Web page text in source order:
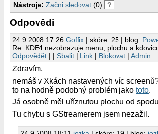
Nástroje: Začni sledovat (0) ?
Odpovědi
24.9.2008 17:26Goffix | skóre: 25 | blog:
Re: KDE4 nezobrazuje menu, plochu a
Odpovědět | |Sbalit | Link | Blokovat |Admin
Zdravím,
nemáš v Xkách nastavených víc
to na hodně podobný problém jakototo.
Já osobně měl uříznutou plochu od
Tu chybu s GStreamerem jsem nezažil.